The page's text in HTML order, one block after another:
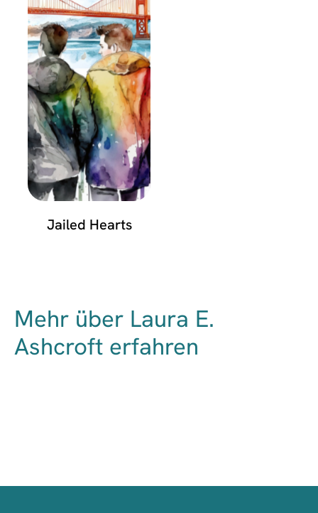
Jailed Hearts
Mehr über Laura E.
Ashcroft erfahren